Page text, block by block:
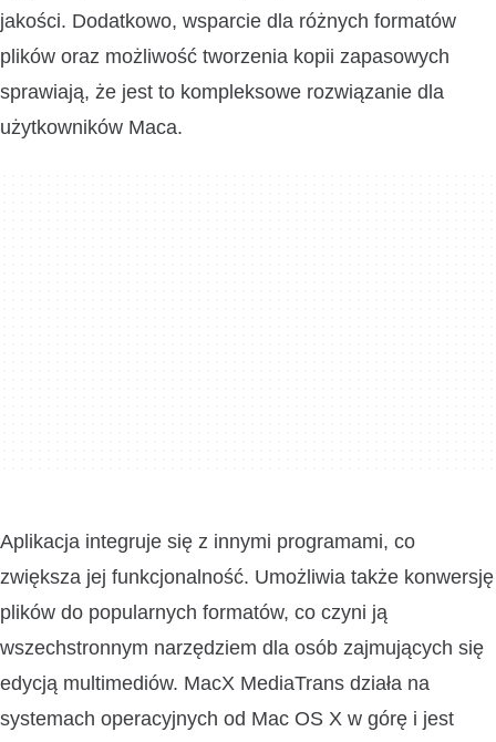
jakości. Dodatkowo, wsparcie dla różnych formatów
plików oraz możliwość tworzenia kopii zapasowych
sprawiają, że jest to kompleksowe rozwiązanie dla
użytkowników Maca.
Aplikacja integruje się z innymi programami, co
zwiększa jej funkcjonalność. Umożliwia także konwersję
plików do popularnych formatów, co czyni ją
wszechstronnym narzędziem dla osób zajmujących się
edycją multimediów. MacX MediaTrans działa na
systemach operacyjnych od Mac OS X w górę i jest